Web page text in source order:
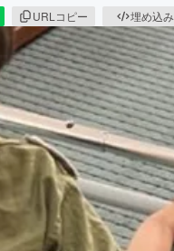
URLコピー 埋め込み